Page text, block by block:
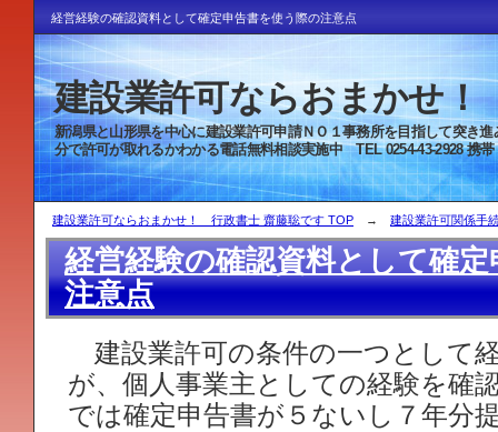
経営経験の確認資料として確定申告書を使う際の注意点
建設業許可ならおまかせ！ 行政書士 齋藤聡です TOP → 建設業許可関係手
経営経験の確認資料として確
注意点
建設業許可の条件の一つとして
が、個人事業主としての経験を確
では確定申告書が５ないし７年分
建設業許可ならおまかせ
新潟県と山形県を中心に建設業許可
分で許可が取れるかわかる電話無料相談実施中 TEL 0254-43-2928 携帯